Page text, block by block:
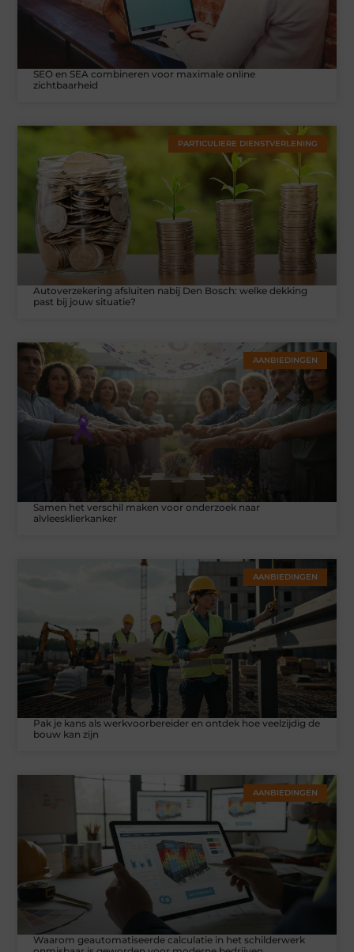
SEO en SEA combineren voor maximale online
zichtbaarheid
PARTICULIERE DIENSTVERLENING
Autoverzekering afsluiten nabij Den Bosch: welke dekking
past bij jouw situatie?
AANBIEDINGEN
Samen het verschil maken voor onderzoek naar
alvleesklierkanker
AANBIEDINGEN
Pak je kans als werkvoorbereider en ontdek hoe veelzijdig de
bouw kan zijn
AANBIEDINGEN
Waarom geautomatiseerde calculatie in het schilderwerk